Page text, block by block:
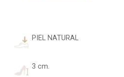
PIEL NATURAL
3 cm.